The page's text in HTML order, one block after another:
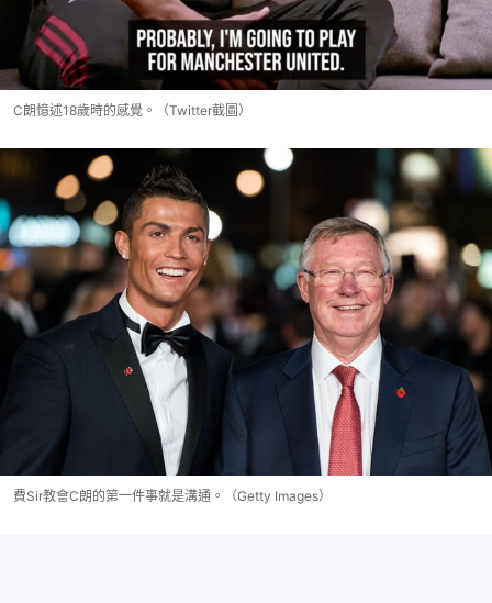
C朗憶述18歲時的感覺。（Twitter截圖）
費Sir教會C朗的第一件事就是溝通。（Getty Images）